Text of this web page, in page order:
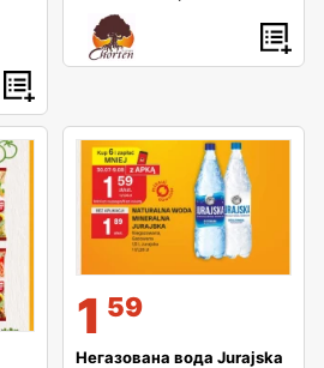
1 59
Негазована вода Jurajska